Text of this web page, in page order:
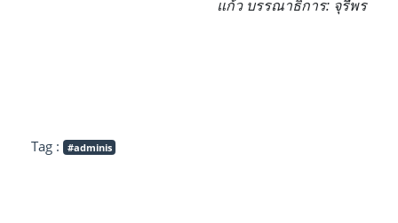
แก้ว บรรณาธิการ: จุรีพร
Tag : #adminis